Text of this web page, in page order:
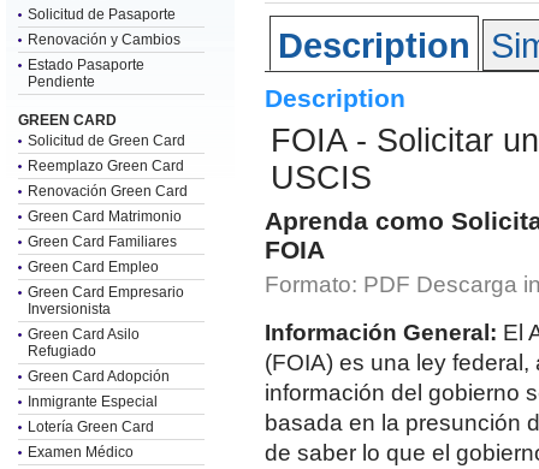
Solicitud de Pasaporte
Renovación y Cambios
Estado Pasaporte
Pendiente
GREEN CARD
Solicitud de Green Card
Reemplazo Green Card
Renovación Green Card
Green Card Matrimonio
Green Card Familiares
Green Card Empleo
Green Card Empresario
Inversionista
Green Card Asilo
Refugiado
Green Card Adopción
Inmigrante Especial
Lotería Green Card
Examen Médico
Description
Description
FOIA - Solicitar
USCIS
Aprenda como
FOIA
Formato: PDF Descarga
Información General: El
(FOIA) es una ley
información del gobierno
basada en la presunción
de saber lo que el